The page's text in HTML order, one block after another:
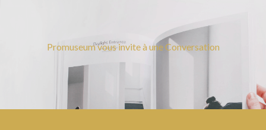
Promuseum vous invite à une Conversation